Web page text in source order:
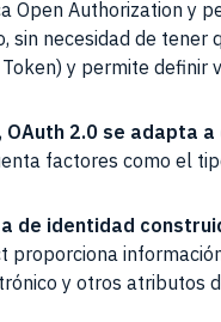
Open Authorization y
sin necesidad de
y permite definir
OAuth 2.0 se adapta
factores como el
de identidad
proporciona
y otros atributos